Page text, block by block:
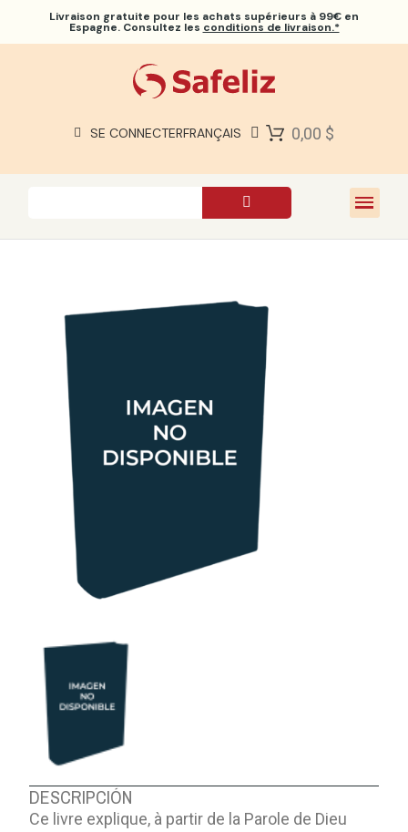
Livraison gratuite pour les achats supérieurs à 99€ en
Espagne. Consultez les conditions de livraison.*
SE CONNECTERFRANÇAIS 0,00 $
À PROPOS DE NOUS
DESCRIPCIÓN
Ce livre explique, à partir de la Parole de Dieu